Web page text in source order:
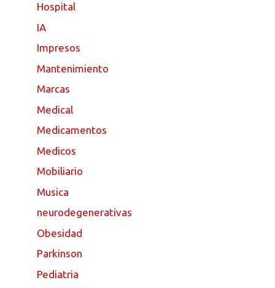
Hospital
IA
Impresos
Mantenimiento
Marcas
Medical
Medicamentos
Medicos
Mobiliario
Musica
neurodegenerativas
Obesidad
Parkinson
Pediatria